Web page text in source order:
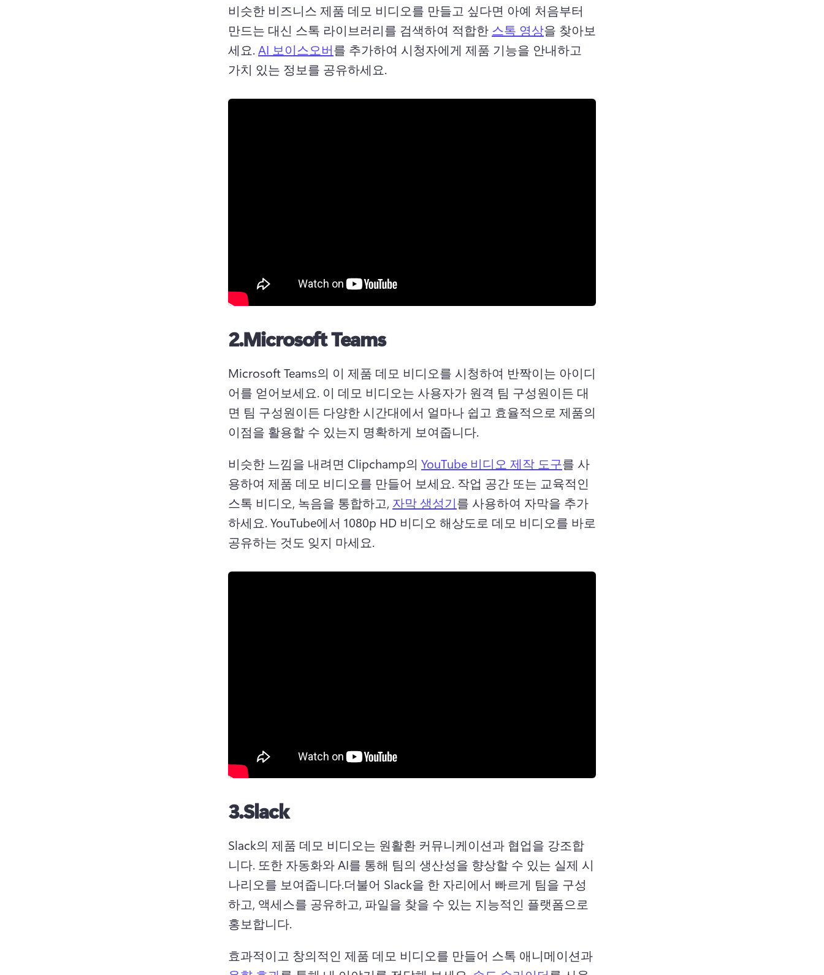
비슷한 비즈니스 제품 데모 비디오를 만들고 싶다면 아예 처음부터
만드는 대신 스톡 라이브러리를 검색하여 적합한 스톡 영상을 찾아보
세요. AI 보이스오버를 추가하여 시청자에게 제품 기능을 안내하고
가치 있는 정보를 공유하세요.
2.Microsoft Teams
Microsoft Teams의 이 제품 데모 비디오를 시청하여 반짝이는 아이디
어를 얻어보세요. 이 데모 비디오는 사용자가 원격 팀 구성원이든 대
면 팀 구성원이든 다양한 시간대에서 얼마나 쉽고 효율적으로 제품의
이점을 활용할 수 있는지 명확하게 보여줍니다.
비슷한 느낌을 내려면 Clipchamp의 YouTube 비디오 제작 도구를 사
용하여 제품 데모 비디오를 만들어 보세요. 작업 공간 또는 교육적인
스톡 비디오, 녹음을 통합하고, 자막 생성기를 사용하여 자막을 추가
하세요. YouTube에서 1080p HD 비디오 해상도로 데모 비디오를 바로
공유하는 것도 잊지 마세요.
3.Slack
Slack의 제품 데모 비디오는 원활환 커뮤니케이션과 협업을 강조합
니다. 또한 자동화와 AI를 통해 팀의 생산성을 향상할 수 있는 실제 시
나리오를 보여줍니다.더불어 Slack을 한 자리에서 빠르게 팀을 구성
하고, 액세스를 공유하고, 파일을 찾을 수 있는 지능적인 플랫폼으로
홍보합니다.
효과적이고 창의적인 제품 데모 비디오를 만들어 스톡 애니메이션과